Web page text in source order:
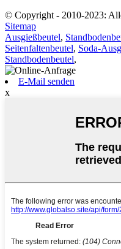
© Copyright - 2010-2023:
Sitemap
Ausgießbeutel,
Seitenfaltenbeutel, Soda-
Standbodenbeutel,
E-Mail senden
x